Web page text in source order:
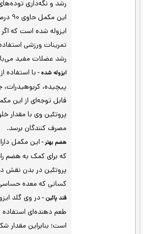
وی ایزوله ژن استار
90% پروتئین خالص وی ایزوله – افزایش
معده حساس دارند – وزن 2.270 کیلوگرم
تامین اسیدهای آمینه مورد نیاز بدن -
پروتئین در هر وعده جهت تأمین
بدن به پروتئین
رشد عضلات مفید -پروتئین وی
رشد و نگه‌داری توده‌های
این مکمل حاوی
ایزوله شده است که اگر در
تمرینات ورزشی استفاده